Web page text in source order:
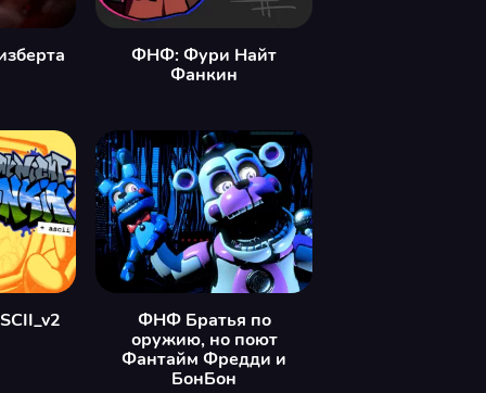
ФНФ: Фури Найт
Фанкин
ФНФ Братья по
оружию, но поют
Фантайм Фредди и
БонБон